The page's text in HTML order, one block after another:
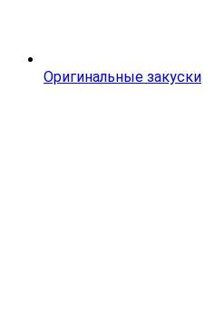
Оригинальные закуски